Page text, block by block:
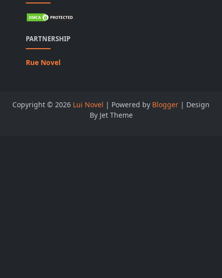
PARTNERSHIP
Rue Novel
Copyright © 2026 Lui Novel | Powered by Blogger | Design
By Jet Theme